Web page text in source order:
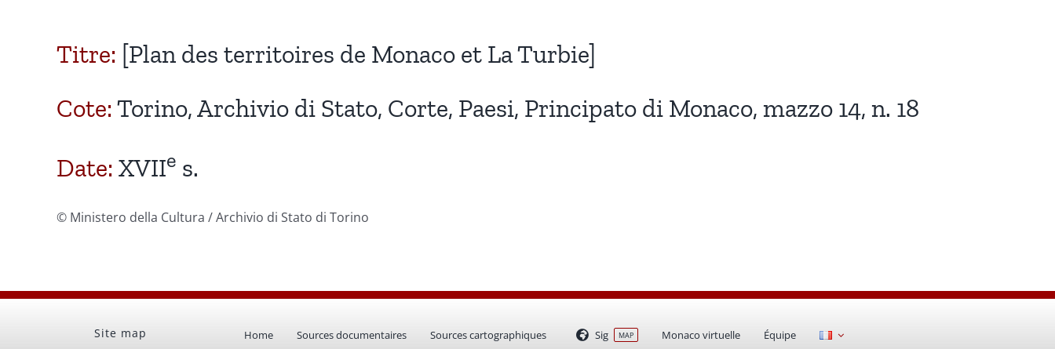
Titre: [Plan des territoires de Monaco et La Turbie]
Cote:Torino, Archivio di Stato, Corte, Paesi, Principato di Monaco, mazzo 14, n. 18
Date: XVIIe s.
© Ministero della Cultura / Archivio di Stato di Torino
Site map Home Sources documentaires Sources cartographiques Sig MAP Monaco virtuelle Équipe